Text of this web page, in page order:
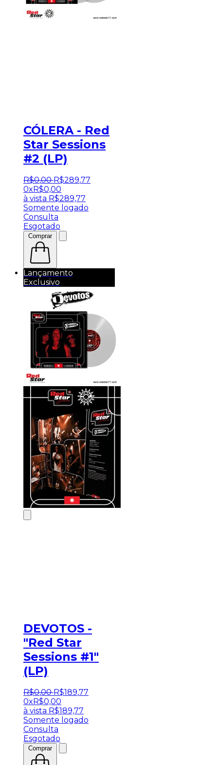
CÓLERA - Red
Star Sessions
#2 (LP)
R$0,00 R$289,77
0xR$0,00
à vista R$289,77
Somente logado
Consulta
Esgotado
Comprar
DEVOTOS -
"Red Star
Sessions #1"
(LP)
R$0,00 R$189,77
0xR$0,00
à vista R$189,77
Somente logado
Consulta
Esgotado
Comprar